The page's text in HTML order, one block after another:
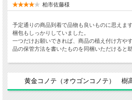
柏市佐藤様
予定通りの商品到着で品物も良いものに思えます
梱包もしっかりしていました。
一つだけお願いできれば、商品の植え付け方や
品の保管方法を書いたものを同梱いただけると
黄金コノテ（オウゴンコノテ） 樹